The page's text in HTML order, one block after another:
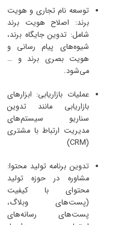
توسعه نام تجاری و هویت
برند: اصلاح هویت برند
شامل: تدوین جایگاه برند،
شیوه‌های پیام رسانی و
هویت بصری برند و …
می‌شود.
عملیات بازاریابی: ابزارهای
بازاریابی مانند تدوین
سناریو سیستم‌های
مدیریت ارتباط با مشتری
(CRM)
تدوین برنامه تولید محتوا:
مشاوره در حوزه تولید
محتوای با کیفیت
(پست‌های وبلاگ،
پست‌های رسانه‌های